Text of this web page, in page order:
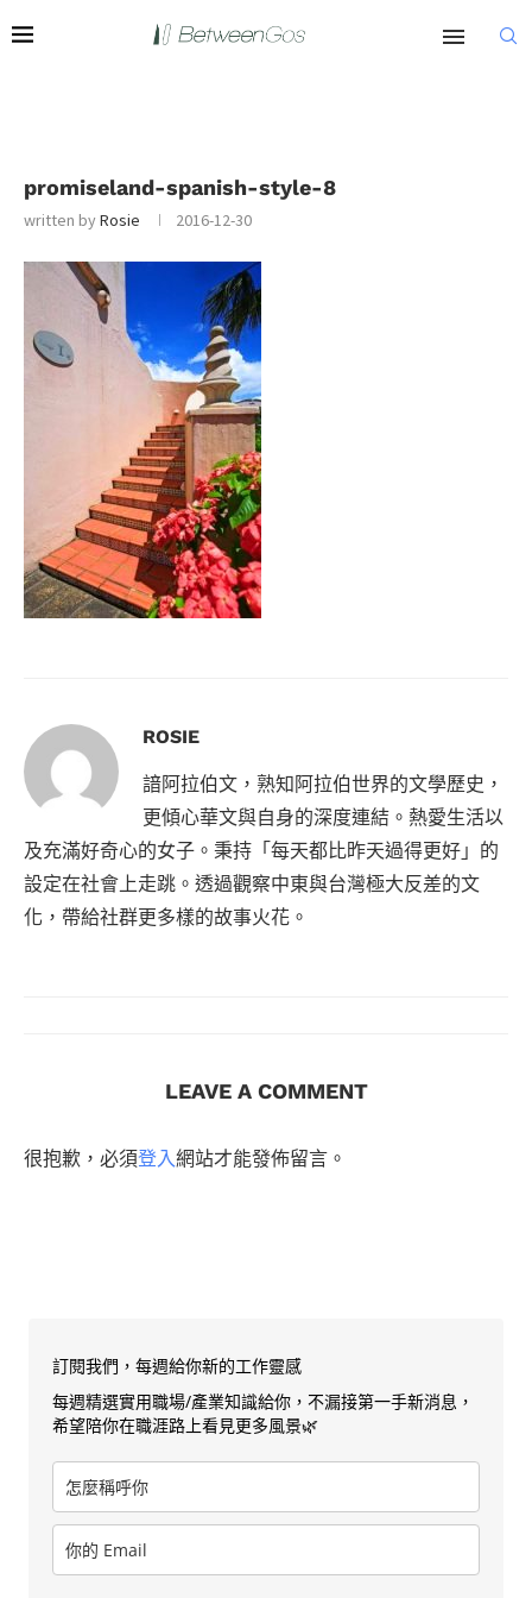
promiseland-spanish-style-8
written byRosie 2016-12-30
ROSIE
諳阿拉伯文，熟知阿拉伯世界的文學歷史，
更傾心華文與自身的深度連結。熱愛生活以
及充滿好奇心的女子。秉持「每天都比昨天過得更好」的
設定在社會上走跳。透過觀察中東與台灣極大反差的文
化，帶給社群更多樣的故事火花。
LEAVE A COMMENT
很抱歉，必須登入網站才能發佈留言。
訂閱我們，每週給你新的工作靈感
每週精選實用職場/產業知識給你，不漏接第一手新消息，
希望陪你在職涯路上看見更多風景🌿